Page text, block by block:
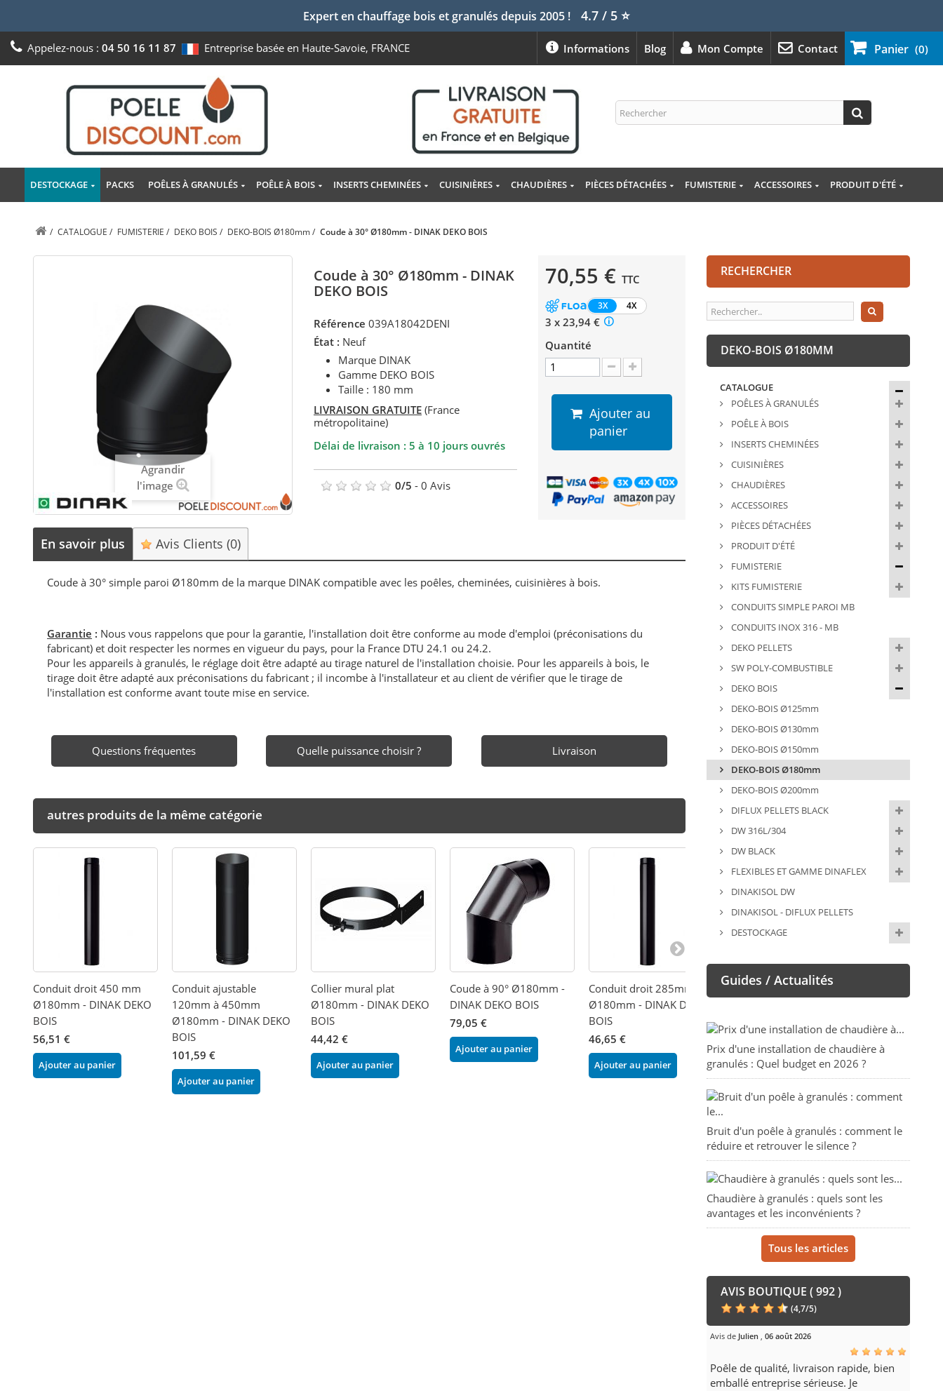
Expert en chauffage bois et granulés depuis 2005 ! 4.7 / 5⭐
Panier (0)
Appelez-nous : 04 50 16 11 87 Entreprise basée en Haute-Savoie, FRANCE Contact
Mon Compte
Blog
Informations
DESTOCKAGE PACKS POÊLES À GRANULÉS POÊLE À BOIS INSERTS CHEMINÉES CUISINIÈRES CHAUDIÈRES PIÈCES DÉTACHÉES FUMISTERIE ACCESSOIRES PRODUIT D'ÉTÉ
/ CATALOGUE / FUMISTERIE / DEKO BOIS / DEKO-BOIS Ø180mm/ Coude à 30° Ø180mm - DINAK DEKO BOIS
Agrandir
l'image
Coude à 30° Ø180mm - DINAK
DEKO BOIS
Référence 039A18042DENI
État : Neuf
Marque DINAK
Gamme DEKO BOIS
Taille : 180 mm
LIVRAISON GRATUITE (France
métropolitaine)
Délai de livraison : 5 à 10 jours ouvrés
0/5 - 0 Avis
70,55 € TTC
3X 4X
3 x 23,94 €
Quantité
Ajouter au
panier
En savoir plus Avis Clients(0)
Coude à 30° simple paroi Ø180mm de la marque DINAK compatible avec les poêles, cheminées, cuisinières à bois.
Garantie : Nous vous rappelons que pour la garantie, l'installation doit être conforme au mode d'emploi (préconisations du
fabricant) et doit respecter les normes en vigueur du pays, pour la France DTU 24.1 ou 24.2.
Pour les appareils à granulés, le réglage doit être adapté au tirage naturel de l'installation choisie. Pour les appareils à bois, le
tirage doit être adapté aux préconisations du fabricant ; il incombe à l'installateur et au client de vérifier que le tirage de
l'installation est conforme avant toute mise en service.
Questions fréquentes Quelle puissance choisir ? Livraison
autres produits de la même catégorie
Conduit droit 450 mm
Ø180mm - DINAK DEKO
BOIS
56,51 €
Ajouter au panier
Conduit ajustable
120mm à 450mm
Ø180mm - DINAK DEKO
BOIS
101,59 €
Ajouter au panier
Collier mural plat
Ø180mm - DINAK DEKO
BOIS
44,42 €
Ajouter au panier
Coude à 90° Ø180mm -
DINAK DEKO BOIS
79,05 €
Ajouter au panier
Conduit droit 285mm
Ø180mm - DINAK DEKO
BOIS
46,65 €
Ajouter au panier
Conduit droit 950mm
Ajouter au panier
RECHERCHER
DEKO-BOIS Ø180MM
CATALOGUE
POÊLES À GRANULÉS
POÊLE À BOIS
INSERTS CHEMINÉES
CUISINIÈRES
CHAUDIÈRES
ACCESSOIRES
PIÈCES DÉTACHÉES
PRODUIT D'ÉTÉ
FUMISTERIE
KITS FUMISTERIE
CONDUITS SIMPLE PAROI MB
CONDUITS INOX 316 - MB
DEKO PELLETS
SW POLY-COMBUSTIBLE
DEKO BOIS
DEKO-BOIS Ø125mm
DEKO-BOIS Ø130mm
DEKO-BOIS Ø150mm
DEKO-BOIS Ø180mm
DEKO-BOIS Ø200mm
DIFLUX PELLETS BLACK
DW 316L/304
DW BLACK
FLEXIBLES ET GAMME DINAFLEX
DINAKISOL DW
DINAKISOL - DIFLUX PELLETS
DESTOCKAGE
Guides / Actualités
Prix d'une installation de chaudière à
granulés : Quel budget en 2026 ?
Bruit d'un poêle à granulés : comment le
réduire et retrouver le silence ?
Chaudière à granulés : quels sont les
avantages et les inconvénients ?
Tous les articles
AVIS BOUTIQUE ( 992 )
(4,7/5)
Avis de Julien, 06 août 2026
Poêle de qualité, livraison rapide, bien
emballé entreprise sérieuse. Je